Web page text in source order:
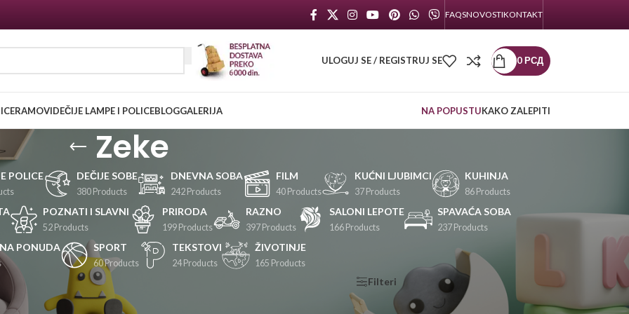
FAQSNOVOSTIKONTAKT
ULOGUJ SE / REGISTRUJ SE 0РСД
RAMOVIDEČIJE LAMPE I POLICEBLOGGALERIJA NA POPUSTUKAKO ZALEPITI
Zeke
POLICE DEČIJE SOBE
380 Products
DNEVNA SOBA
242 Products
FILM
40 Products
KUĆNI LJUBIMCI
37 Products
KUHINJA
86 Products
POZNATI I SLAVNI
52 Products
PRIRODA
199 Products
RAZNO
397 Products
SALONI LEPOTE
166 Products
SPAVAĆA SOBA
237 Products
PONUDA SPORT
60 Products
TEKSTOVI
24 Products
ŽIVOTINJE
165 Products
Filteri
KATEGORIJE
PROIZVODA